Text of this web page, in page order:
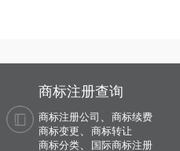
商标注册查询
商标注册公司 、 商标续费
商标变更 、 商标转让
商标分类、 国际商标注册